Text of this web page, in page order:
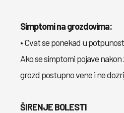
Simptomi na grozdovima:
• Cvat se ponekad u
Ako se simptomi pojave
grozd postupno vene i ne
ŠIRENJE BOLESTI